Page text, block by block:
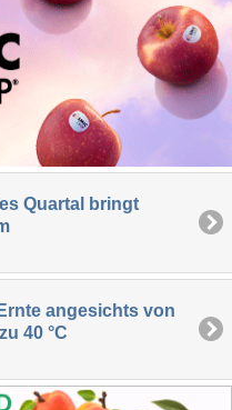
Quartal bringt
angesichts von
40 °C